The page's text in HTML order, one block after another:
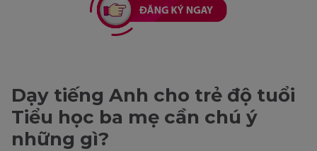
Dạy tiếng Anh cho trẻ độ tuổi
Tiểu học ba mẹ cần chú ý
những gì?